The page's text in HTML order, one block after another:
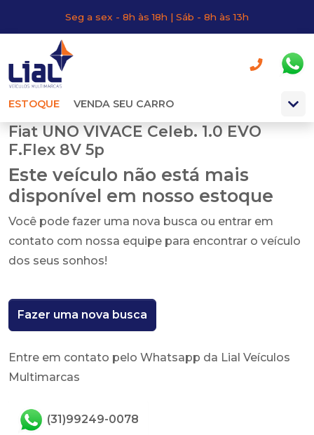
Seg a sex - 8h às 18h | Sáb - 8h às 13h
ESTOQUE VENDA SEU CARRO
Fiat UNO VIVACE Celeb. 1.0 EVO
F.Flex 8V 5p
Este veículo não está mais
disponível em nosso estoque
Você pode fazer uma nova busca ou entrar em
contato com nossa equipe para encontrar o veículo
dos seus sonhos!
Fazer uma nova busca
Entre em contato pelo Whatsapp da Lial Veículos
Multimarcas
(31)99249-0078